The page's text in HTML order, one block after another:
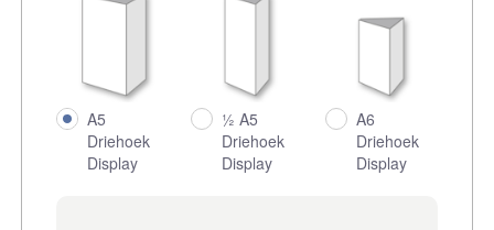
A5
Driehoek
Display
½ A5
Driehoek
Display
A6
Driehoek
Display